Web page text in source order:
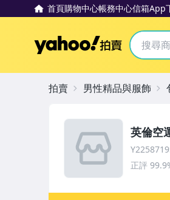
首頁購物中心帳務中心信箱App
Yahoo拍賣
英倫空
正評
拍賣 男性精品與服飾